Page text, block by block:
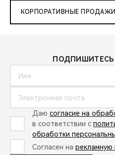
КОРПОРАТИВНЫЕ ПРОДАЖИ
Даю согласие на
в соответствии с
обработки
Согласен на рекламную